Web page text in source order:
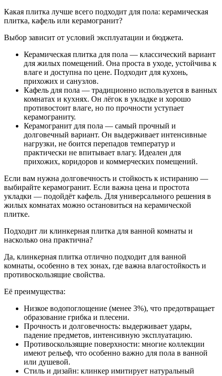
Какая плитка лучше всего подходит для пола: керамическая
плитка, кафель или керамогранит?
Выбор зависит от условий эксплуатации и бюджета.
Керамическая плитка для пола — классический вариант
для жилых помещений. Она проста в уходе, устойчива к
влаге и доступна по цене. Подходит для кухонь,
прихожих и санузлов.
Кафель для пола — традиционно используется в ванных
комнатах и кухнях. Он лёгок в укладке и хорошо
противостоит влаге, но по прочности уступает
керамограниту.
Керамогранит для пола — самый прочный и
долговечный вариант. Он выдерживает интенсивные
нагрузки, не боится перепадов температур и
практически не впитывает влагу. Идеален для
прихожих, коридоров и коммерческих помещений.
Если вам нужна долговечность и стойкость к истиранию —
выбирайте керамогранит. Если важна цена и простота
укладки — подойдёт кафель. Для универсального решения в
жилых комнатах можно остановиться на керамической
плитке.
Подходит ли клинкерная плитка для ванной комнаты и
насколько она практична?
Да, клинкерная плитка отлично подходит для ванной
комнаты, особенно в тех зонах, где важна влагостойкость и
противоскользящие свойства.
Её преимущества:
Низкое водопоглощение (менее 3%), что предотвращает
образование грибка и плесени.
Прочность и долговечность: выдерживает удары,
падение предметов, интенсивную эксплуатацию.
Противоскользящие поверхности: многие коллекции
имеют рельеф, что особенно важно для пола в ванной
или душевой.
Стиль и дизайн: клинкер имитирует натуральный